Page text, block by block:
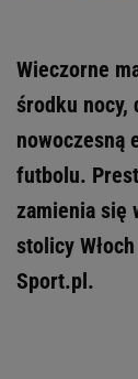
Wieczorne
środku nocy,
nowoczesną
futbolu.
zamienia się
stolicy
Sport.pl.